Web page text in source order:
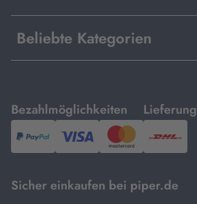
Beliebte Kategorien
Bezahlmöglichkeiten
mit
PayPal,Visa
und
Lieferung
mit
DHL.
Sicher einkaufen bei piper.de